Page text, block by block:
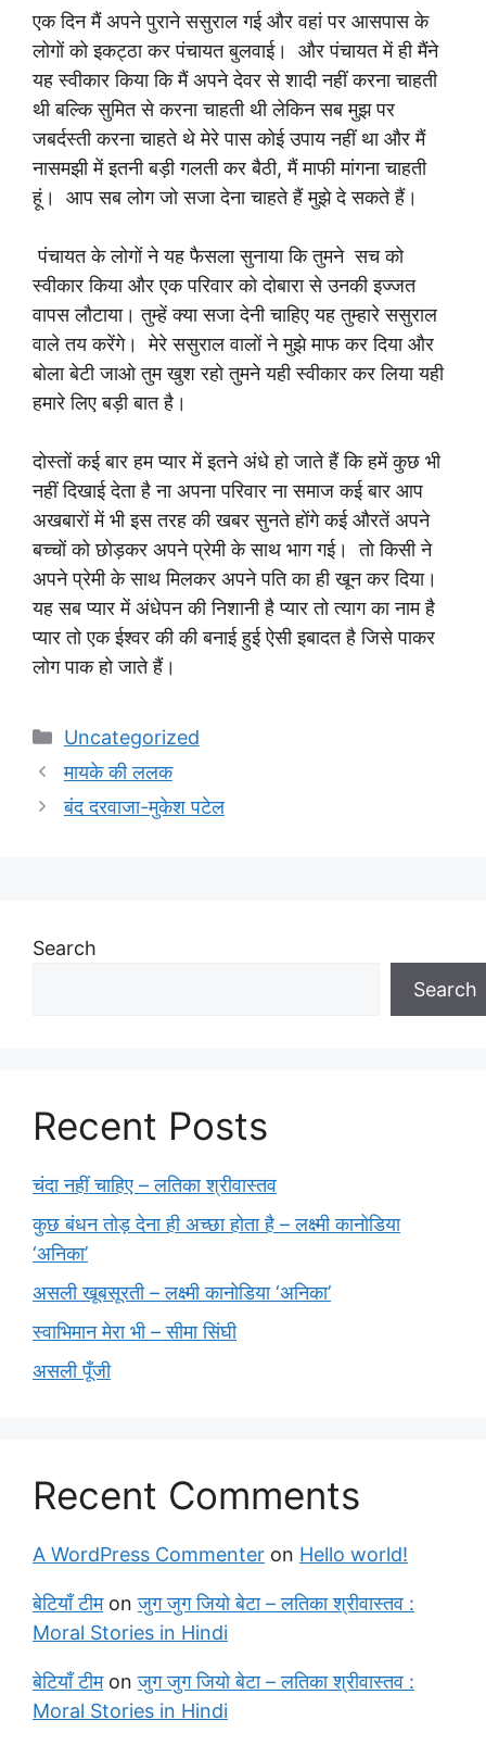
एक दिन मैं अपने पुराने ससुराल गई और वहां पर आसपास के
लोगों को इकट्ठा कर पंचायत बुलवाई। और पंचायत में ही मैंने
यह स्वीकार किया कि मैं अपने देवर से शादी नहीं करना चाहती
थी बल्कि सुमित से करना चाहती थी लेकिन सब मुझ पर
जबर्दस्ती करना चाहते थे मेरे पास कोई उपाय नहीं था और मैं
नासमझी में इतनी बड़ी गलती कर बैठी, मैं माफी मांगना चाहती
हूं। आप सब लोग जो सजा देना चाहते हैं मुझे दे सकते हैं।
पंचायत के लोगों ने यह फैसला सुनाया कि तुमने सच को
स्वीकार किया और एक परिवार को दोबारा से उनकी इज्जत
वापस लौटाया। तुम्हें क्या सजा देनी चाहिए यह तुम्हारे ससुराल
वाले तय करेंगे। मेरे ससुराल वालों ने मुझे माफ कर दिया और
बोला बेटी जाओ तुम खुश रहो तुमने यही स्वीकार कर लिया यही
हमारे लिए बड़ी बात है।
दोस्तों कई बार हम प्यार में इतने अंधे हो जाते हैं कि हमें कुछ भी
नहीं दिखाई देता है ना अपना परिवार ना समाज कई बार आप
अखबारों में भी इस तरह की खबर सुनते होंगे कई औरतें अपने
बच्चों को छोड़कर अपने प्रेमी के साथ भाग गई। तो किसी ने
अपने प्रेमी के साथ मिलकर अपने पति का ही खून कर दिया।
यह सब प्यार में अंधेपन की निशानी है प्यार तो त्याग का नाम है
प्यार तो एक ईश्वर की की बनाई हुई ऐसी इबादत है जिसे पाकर
लोग पाक हो जाते हैं।
Categories
Uncategorized
मायके की ललक
बंद दरवाजा-मुकेश पटेल
Search
Search
Recent Posts
चंदा नहीं चाहिए – लतिका श्रीवास्तव
कुछ बंधन तोड़ देना ही अच्छा होता है – लक्ष्मी कानोडिया
‘अनिका’
असली खूबसूरती – लक्ष्मी कानोडिया ‘अनिका’
स्वाभिमान मेरा भी – सीमा सिंघी
असली पूँजी
Recent Comments
A WordPress Commenter on Hello world!
बेटियाँ टीमonजुग जुग जियो बेटा – लतिका श्रीवास्तव :
Moral Stories in Hindi
बेटियाँ टीमonजुग जुग जियो बेटा – लतिका श्रीवास्तव :
Moral Stories in Hindi